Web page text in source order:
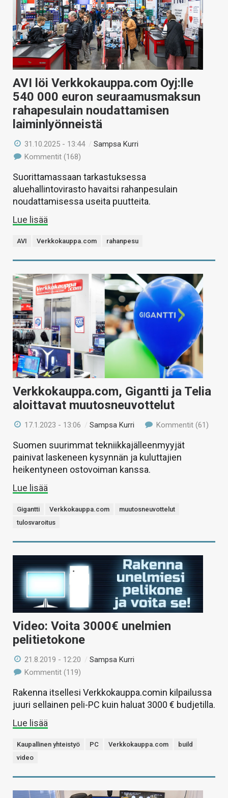
KAUPPA
VAIHDA TEEMA
HAKU
AVI löi Verkkokauppa.com Oyj:lle
540 000 euron seuraamusmaksun
rahapesulain noudattamisen
laiminlyönneistä
31.10.2025 - 13:44 /Sampsa Kurri
Kommentit (168)
Suorittamassaan tarkastuksessa
aluehallintovirasto havaitsi rahanpesulain
noudattamisessa useita puutteita.
Lue lisää
AVI Verkkokauppa.com rahanpesu
Verkkokauppa.com, Gigantti ja Telia
aloittavat muutosneuvottelut
17.1.2023 - 13:06 /Sampsa Kurri Kommentit (61)
Suomen suurimmat tekniikkajälleenmyyjät
painivat laskeneen kysynnän ja kuluttajien
heikentyneen ostovoiman kanssa.
Lue lisää
Gigantti Verkkokauppa.com
muutosneuvottelut
tulosvaroitus
Video: Voita 3000€ unelmien
pelitietokone
21.8.2019 - 12:20 /Sampsa Kurri
Kommentit (119)
Rakenna itsellesi Verkkokauppa.comin kilpailussa
juuri sellainen peli-PC kuin haluat 3000 € budjetilla.
Lue lisää
Kaupallinen yhteistyö PC Verkkokauppa.com
build
video